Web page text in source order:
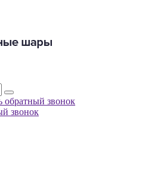
обратный звонок
звонок